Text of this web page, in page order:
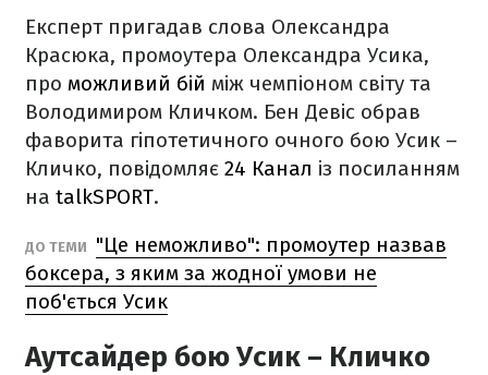
Експерт пригадав слова Олександра
Красюка, промоутера Олександра Усика,
про можливий бій між чемпіоном світу та
Володимиром Кличком. Бен Девіс обрав
фаворита гіпотетичного очного бою Усик –
Кличко, повідомляє 24 Канал із посиланням
на talkSPORT.
ДО ТЕМИ
"Це неможливо": промоутер назвав
боксера, з яким за жодної умови не
поб'ється Усик
Аутсайдер бою Усик – Кличко